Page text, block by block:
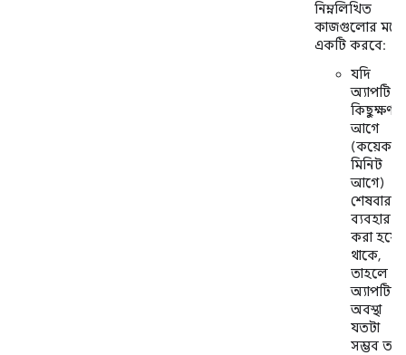
নিম্নলিখিত
কাজগুলোর মধ্যে
একটি করবে:
যদি
অ্যাপটি
কিছুক্ষণ
আগে
(কয়েক
মিনিট
আগে)
শেষবার
ব্যবহার
করা হয়ে
থাকে,
তাহলে
অ্যাপটির
অবস্থা
যতটা
সম্ভব তার